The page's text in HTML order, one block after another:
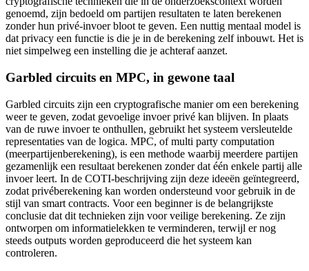
genoemd, zijn bedoeld om partijen resultaten te laten berekenen
zonder hun privé-invoer bloot te geven. Een nuttig mentaal model is
dat privacy een functie is die je in de berekening zelf inbouwt. Het is
niet simpelweg een instelling die je achteraf aanzet.
Garbled circuits en MPC, in gewone taal
Garbled circuits zijn een cryptografische manier om een berekening
weer te geven, zodat gevoelige invoer privé kan blijven. In plaats
van de ruwe invoer te onthullen, gebruikt het systeem versleutelde
representaties van de logica. MPC, of multi party computation
(meerpartijenberekening), is een methode waarbij meerdere partijen
gezamenlijk een resultaat berekenen zonder dat één enkele partij alle
invoer leert. In de COTI-beschrijving zijn deze ideeën geïntegreerd,
zodat privéberekening kan worden ondersteund voor gebruik in de
stijl van smart contracts. Voor een beginner is de belangrijkste
conclusie dat dit technieken zijn voor veilige berekening. Ze zijn
ontworpen om informatielekken te verminderen, terwijl er nog
steeds outputs worden geproduceerd die het systeem kan
controleren.